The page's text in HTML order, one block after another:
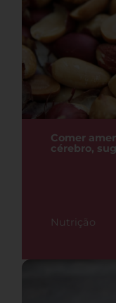
Comer
cérebro,
Nutrição